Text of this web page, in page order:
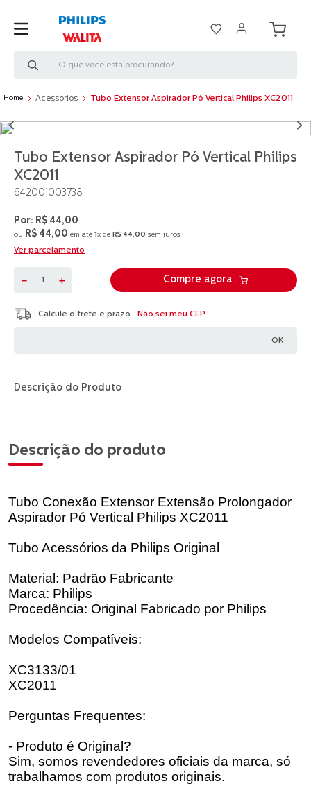
Acessórios Tubo Extensor Aspirador Pó Vertical Philips XC2011
Tubo Extensor Aspirador Pó Vertical Philips
XC2011
642001003738
R$ 44,00
ou R$ 44,00 em até 1x de R$ 44,00 sem juros
Ver parcelamento
＋
－ Compre agora
Não sei meu CEP
Descrição do Produto
Descrição do produto
Tubo Conexão Extensor Extensão Prolongador
Aspirador Pó Vertical Philips XC2011
Tubo Acessórios da Philips Original
Material: Padrão Fabricante
Marca: Philips
Procedência: Original Fabricado por Philips
Modelos Compatíveis:
XC3133/01
XC2011
Perguntas Frequentes:
- Produto é Original?
Sim, somos revendedores oficiais da marca, só
trabalhamos com produtos originais.